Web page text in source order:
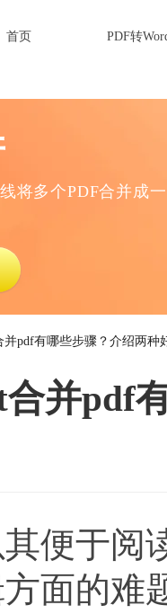
首页 PDF转
将多个PDF合并成
并pdf有哪些步骤？介绍两种
合并pdf
于阅读
面的难